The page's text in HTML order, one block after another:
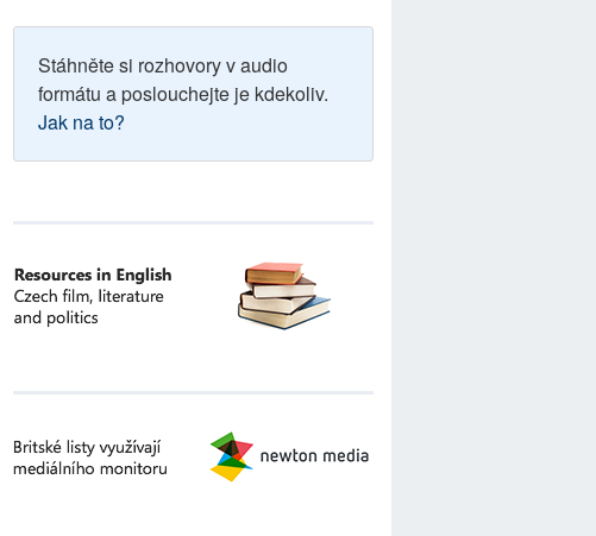
Stáhněte si rozhovory v audio
formátu a poslouchejte je kdekoliv.
Jak na to?